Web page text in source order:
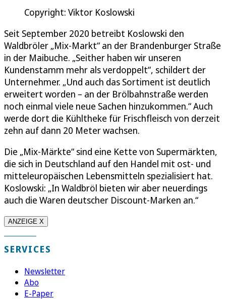
Copyright: Viktor Koslowski
Seit September 2020 betreibt Koslowski den
Waldbröler „Mix-Markt“ an der Brandenburger Straße
in der Maibuche. „Seither haben wir unseren
Kundenstamm mehr als verdoppelt“, schildert der
Unternehmer. „Und auch das Sortiment ist deutlich
erweitert worden – an der Brölbahnstraße werden
noch einmal viele neue Sachen hinzukommen.“ Auch
werde dort die Kühltheke für Frischfleisch von derzeit
zehn auf dann 20 Meter wachsen.
Die „Mix-Märkte“ sind eine Kette von Supermärkten,
die sich in Deutschland auf den Handel mit ost- und
mitteleuropäischen Lebensmitteln spezialisiert hat.
Koslowski: „In Waldbröl bieten wir aber neuerdings
auch die Waren deutscher Discount-Marken an.“
ANZEIGE X
SERVICES
Newsletter
Abo
E-Paper